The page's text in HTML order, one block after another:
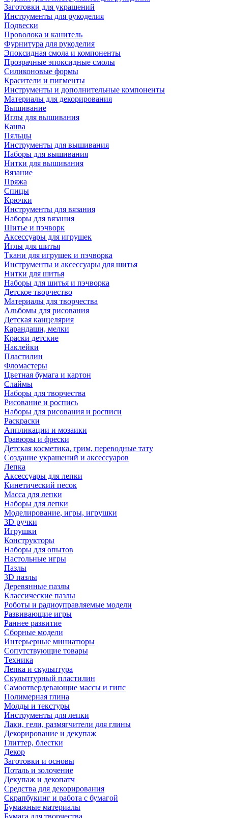
Заготовки для украшений
Инструменты для рукоделия
Подвески
Проволока и канитель
Фурнитура для рукоделия
Эпоксидная смола и компоненты
Прозрачные эпоксидные смолы
Силиконовые формы
Красители и пигменты
Инструменты и дополнительные компоненты
Материалы для декорирования
Вышивание
Иглы для вышивания
Канва
Пяльцы
Инструменты для вышивания
Наборы для вышивания
Нитки для вышивания
Вязание
Пряжа
Спицы
Крючки
Инструменты для вязания
Наборы для вязания
Шитье и пэчворк
Аксессуары для игрушек
Иглы для шитья
Ткани для игрушек и пэчворка
Инструменты и аксессуары для шитья
Нитки для шитья
Наборы для шитья и пэчворка
Детское творчество
Материалы для творчества
Альбомы для рисования
Детская канцелярия
Карандаши, мелки
Краски детские
Наклейки
Пластилин
Фломастеры
Цветная бумага и картон
Слаймы
Наборы для творчества
Рисование и роспись
Наборы для рисования и росписи
Раскраски
Аппликации и мозаики
Гравюры и фрески
Детская косметика, грим, переводные тату
Создание украшений и аксессуаров
Лепка
Аксессуары для лепки
Кинетический песок
Масса для лепки
Наборы для лепки
Моделирование, игры, игрушки
3D ручки
Игрушки
Конструкторы
Наборы для опытов
Настольные игры
Пазлы
3D пазлы
Деревянные пазлы
Классические пазлы
Роботы и радиоуправляемые модели
Развивающие игры
Раннее развитие
Сборные модели
Интерьерные миниатюры
Сопутствующие товары
Техника
Лепка и скульптура
Скульптурный пластилин
Самоотвердевающие массы и гипс
Полимерная глина
Молды и текстуры
Инструменты для лепки
Лаки, гели, размягчители для глины
Декорирование и декупаж
Глиттер, блестки
Декор
Заготовки и основы
Поталь и золочение
Декупаж и декопатч
Средства для декорирования
Скрапбукинг и работа с бумагой
Бумажные материалы
Бумага для творчества